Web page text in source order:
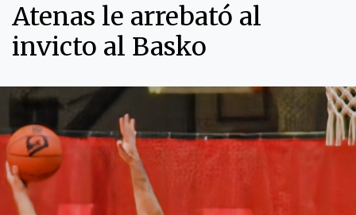
Atenas le arrebató al
invicto al Basko